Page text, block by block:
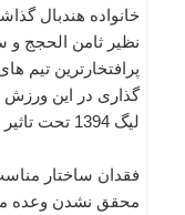
خانواده هندبال
نظیر ثامن الحجج و
پرافتخارترین تیم
‌گذاری در این ورزش
لیگ 1394 تحت تاثیر قرار گرفت.
فقدان ساختار
محقق نشدن وعده